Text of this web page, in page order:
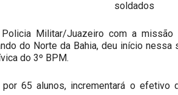
Militar/Juazeiro com a
do Norte da Bahia, deu início
do 3º BPM.
65 alunos, incrementará o efetivo